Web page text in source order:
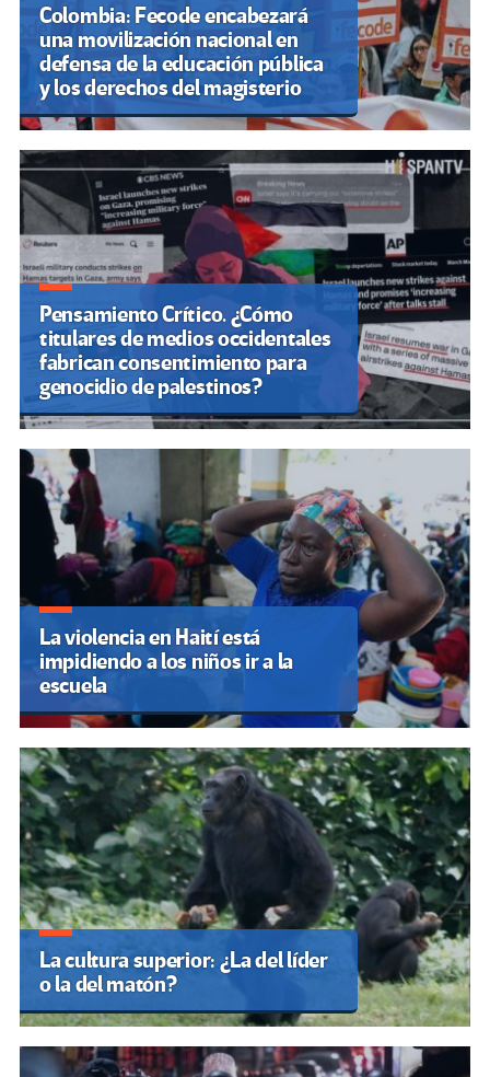
Colombia: Fecode encabezará
una movilización nacional en
defensa de la educación pública
y los derechos del magisterio
Pensamiento Crítico. ¿Cómo
titulares de medios occidentales
fabrican consentimiento para
genocidio de palestinos?
La violencia en Haití está
impidiendo a los niños ir a la
escuela
La cultura superior: ¿La del líder
o la del matón?